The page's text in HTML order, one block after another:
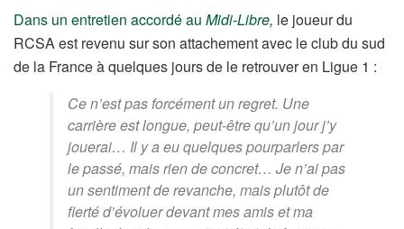
Dans un entretien accordé au Midi-Libre, le joueur du
RCSA est revenu sur son attachement avec le club du sud
de la France à quelques jours de le retrouver en Ligue 1 :
Ce n’est pas forcément un regret. Une
carrière est longue, peut-être qu’un jour j’y
jouerai… Il y a eu quelques pourparlers par
le passé, mais rien de concret… Je n’ai pas
un sentiment de revanche, mais plutôt de
fierté d’évoluer devant mes amis et ma